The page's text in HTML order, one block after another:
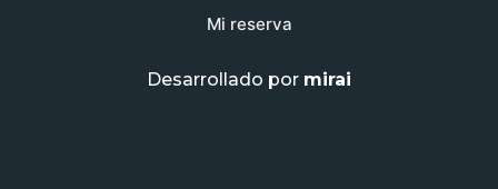
Mi reserva
Desarrollado por mirai